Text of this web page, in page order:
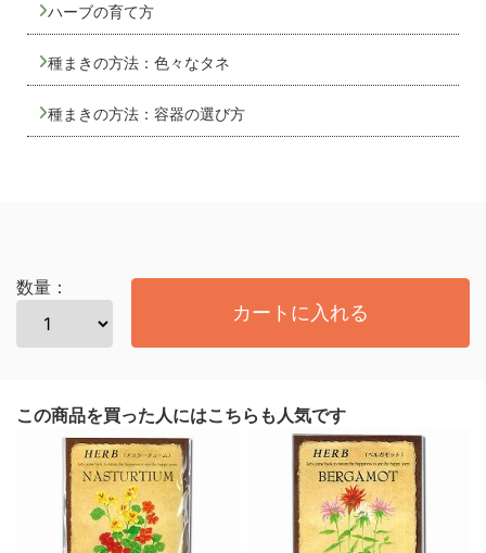
ハーブの育て方
種まきの方法：色々なタネ
種まきの方法：容器の選び方
数量：
カートに入れる
この商品を買った人にはこちらも人気です